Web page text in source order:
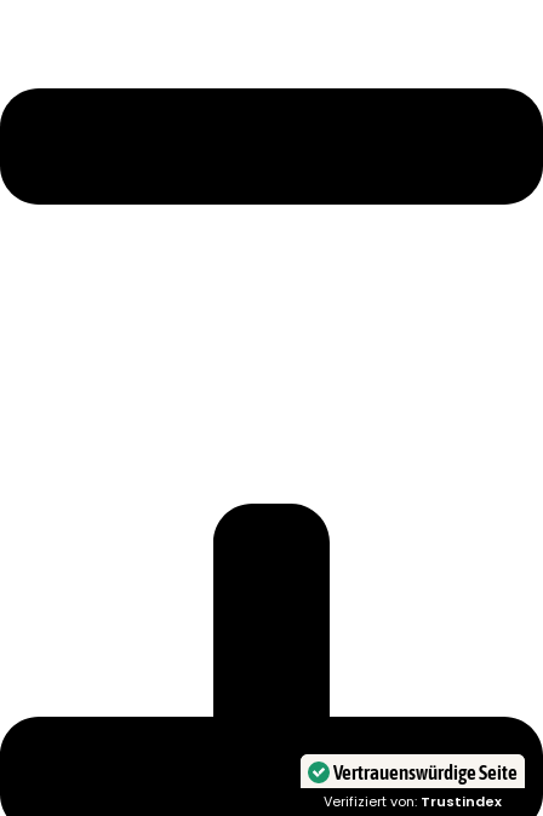
Vertrauenswürdige Seite
Verifiziert von: Trustindex